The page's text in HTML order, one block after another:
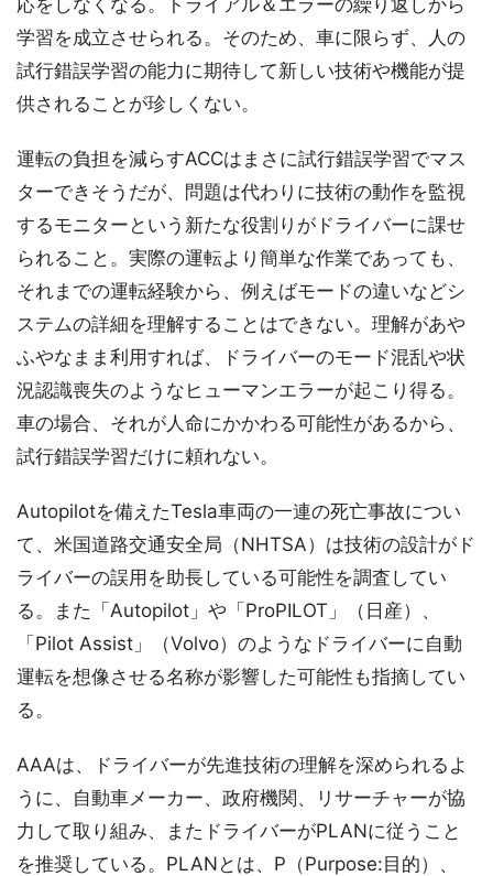
学習を成立させられる。そのため、車に限らず、人の
試行錯誤学習の能力に期待して新しい技術や機能が提
供されることが珍しくない。
運転の負担を減らすACCはまさに試行錯誤学習でマス
ターできそうだが、問題は代わりに技術の動作を監視
するモニターという新たな役割りがドライバーに課せ
られること。実際の運転より簡単な作業であっても、
それまでの運転経験から、例えばモードの違いなどシ
ステムの詳細を理解することはできない。理解があや
ふやなまま利用すれば、ドライバーのモード混乱や状
況認識喪失のようなヒューマンエラーが起こり得る。
車の場合、それが人命にかかわる可能性があるから、
試行錯誤学習だけに頼れない。
Autopilotを備えたTesla車両の一連の死亡事故につい
て、米国道路交通安全局（NHTSA）は技術の設計がド
ライバーの誤用を助長している可能性を調査してい
る。また「Autopilot」や「ProPILOT」（日産）、
「Pilot Assist」（Volvo）のようなドライバーに自動
運転を想像させる名称が影響した可能性も指摘してい
る。
AAAは、ドライバーが先進技術の理解を深められるよ
うに、自動車メーカー、政府機関、リサーチャーが協
力して取り組み、またドライバーがPLANに従うこと
を推奨している。PLANとは、P（Purpose:目的）、